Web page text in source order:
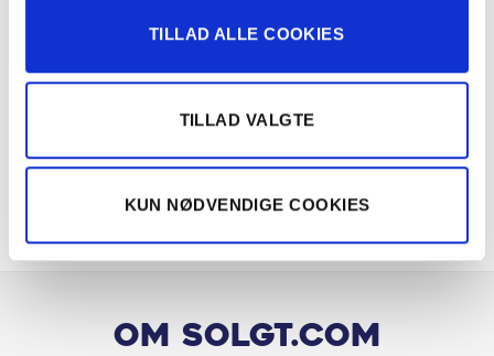
TILLAD ALLE COOKIES
TILLAD VALGTE
KUN NØDVENDIGE COOKIES
Sædevarme for
Splitbagsæde
Stofindtræk
Om Solgt.com